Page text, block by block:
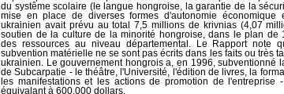
du systême scolaire (le langue hongroise, la garantie de la
mise en place de diverses formes d'autonomie économique
ukrainien avait prévu au total 7,5 millions de krivnias (4,07
soutien de la culture de la minorité hongroise, dans le plan de
des ressources au niveau départemental. Le Rapport note
subvention matérielle ne se sont pas écrits dans les faits ou très
ukrainien. Le gouvernement hongrois a, en 1996, subventionné
de Subcarpatie - le théâtre, l'Université, l'édition de livres, la
les manifestations et les actions de promotion de l'entreprise
équivalant à 600.000 dollars.